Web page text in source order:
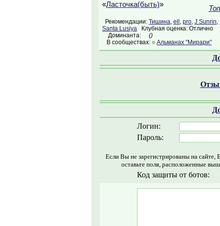
«Ласточка(быть)»
Рекомендации: Тишина, ell , pro, J Sunrin,
Santa Lusiya Клубная оценка: Отлично
Доминанта:
()
В сообществах:
Альманах "Мирари"
Логин:
Пароль:
Если Вы не зарегистрированы на
оставьте поля, расположенные
Код защиты от ботов: